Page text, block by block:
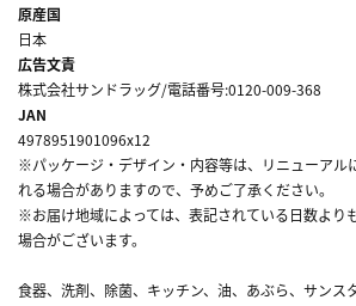
原産国
日本
広告文責
株式会社サンドラッグ/電話番号:0120-009-368
JAN
4978951901096x12
※パッケージ・デザイン・内容等は、リニューアル
れる場合がありますので、予めご了承ください。
※お届け地域によっては、表記されている日数より
場合がございます。
食器、洗剤、除菌、キッチン、油、あぶら、サンス